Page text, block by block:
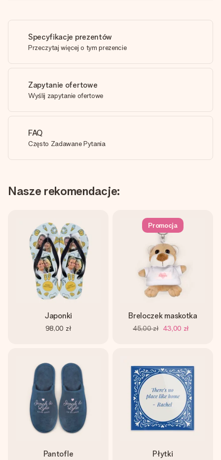
Specyfikacje prezentów
Przeczytaj więcej o tym prezencie
Zapytanie ofertowe
Wyślij zapytanie ofertowe
FAQ
Często Zadawane Pytania
Nasze rekomendacje:
Japonki
98,00 zł
Promocja
Breloczek maskotka
45,00 zł 43,00 zł
Pantofle Płytki